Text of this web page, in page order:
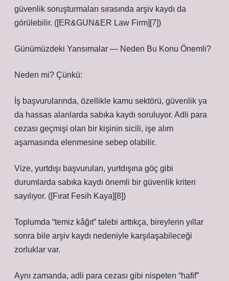
güvenlik soruşturmaları sırasında arşiv kaydı da
görülebilir. ([ER&GUN&ER Law Firm][7])
Günümüzdeki Yansımalar — Neden Bu Konu Önemli?
Neden mi? Çünkü:
İş başvurularında, özellikle kamu sektörü, güvenlik ya
da hassas alanlarda sabıka kaydı soruluyor. Adli para
cezası geçmişi olan bir kişinin sicili, işe alım
aşamasında elenmesine sebep olabilir.
Vize, yurtdışı başvuruları, yurtdışına göç gibi
durumlarda sabıka kaydı önemli bir güvenlik kriteri
sayılıyor. ([Fırat Fesih Kaya][8])
Toplumda “temiz kâğıt” talebi arttıkça, bireylerin yıllar
sonra bile arşiv kaydı nedeniyle karşılaşabileceği
zorluklar var.
Aynı zamanda, adli para cezası gibi nispeten “hafif”